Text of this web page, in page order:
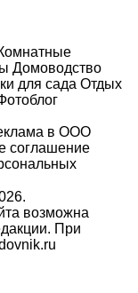
Домоводство
для сада Отдых
в ООО
соглашение
возможна
При